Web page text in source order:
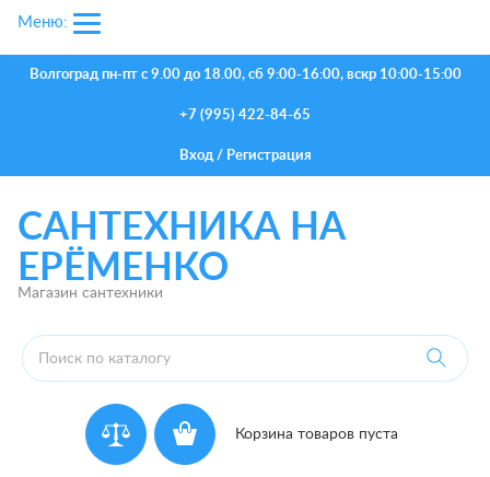
Волгоград пн-пт с 9.00 до 18.00, сб 9:00-16:00, вскр 10:00-15:00
+7 (995) 422-84-65
Вход/ Регистрация
САНТЕХНИКА НА
ЕРЁМЕНКО
Магазин сантехники
Корзина товаров пуста
Меню: